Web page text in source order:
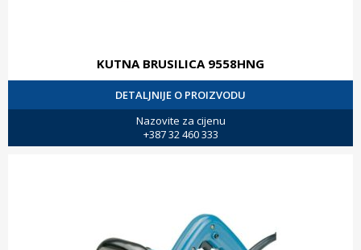
KUTNA BRUSILICA 9558HNG
DETALJNIJE O PROIZVODU
Nazovite za cijenu
+387 32 460 333